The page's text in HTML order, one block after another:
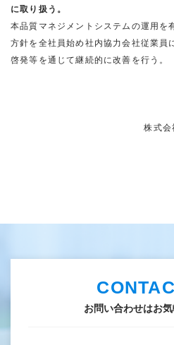
に取り扱う。
本品質マネジメントシステムの運用を
方針を全社員始め社内協力会社従業員
啓発等を通じて継続的に改善を行う。
株式会
お問い合わせはお気